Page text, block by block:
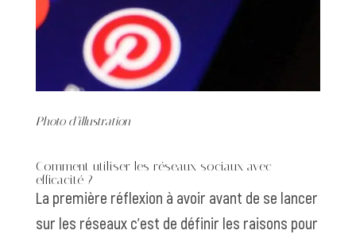
Photo d’illustration
Comment utiliser les réseaux sociaux avec
efficacité ?
La première réflexion à avoir avant de se lancer
sur les réseaux c’est de définir les raisons pour